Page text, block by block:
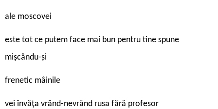
ale moscovei
este tot ce putem face mai bun pentru tine spune
mişcându-şi
frenetic mâinile
vei învăţa vrând-nevrând rusa fără profesor